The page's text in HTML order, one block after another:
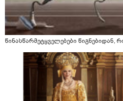
წინასწარმეტყველებები